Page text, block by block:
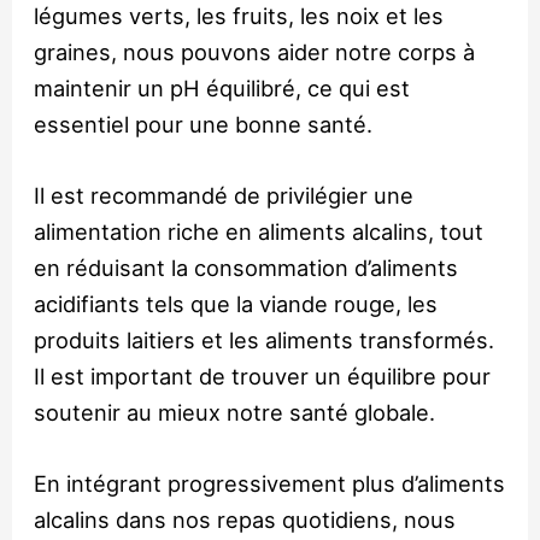
légumes verts, les fruits, les noix et les
graines, nous pouvons aider notre corps à
maintenir un pH équilibré, ce qui est
essentiel pour une bonne santé.
Il est recommandé de privilégier une
alimentation riche en aliments alcalins, tout
en réduisant la consommation d’aliments
acidifiants tels que la viande rouge, les
produits laitiers et les aliments transformés.
Il est important de trouver un équilibre pour
soutenir au mieux notre santé globale.
En intégrant progressivement plus d’aliments
alcalins dans nos repas quotidiens, nous